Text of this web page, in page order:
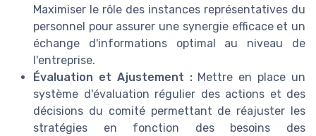
Maximiser le rôle des instances représentatives du
personnel pour assurer une synergie efficace et un
échange d'informations optimal au niveau de
l'entreprise.
Évaluation et Ajustement :Mettre en place un
système d'évaluation régulier des actions et des
décisions du comité permettant de réajuster les
stratégies en fonction des besoins des